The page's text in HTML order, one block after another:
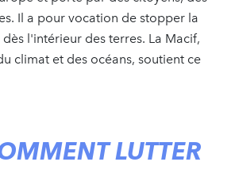
Il a pour vocation de stopper la
l'intérieur des terres. La Macif,
climat et des océans, soutient ce
LUTTER